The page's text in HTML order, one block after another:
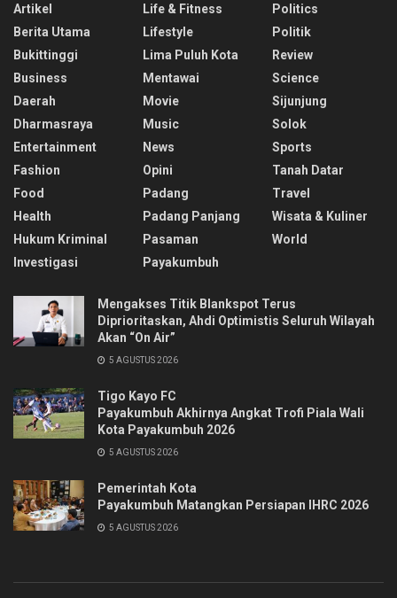
Artikel
Berita Utama
Bukittinggi
Business
Daerah
Dharmasraya
Entertainment
Fashion
Food
Health
Hukum Kriminal
Investigasi
Life & Fitness
Lifestyle
Lima Puluh Kota
Mentawai
Movie
Music
News
Opini
Padang
Padang Panjang
Pasaman
Payakumbuh
Politics
Politik
Review
Science
Sijunjung
Solok
Sports
Tanah Datar
Travel
Wisata & Kuliner
World
Mengakses Titik Blankspot Terus
Diprioritaskan, Ahdi Optimistis Seluruh Wilayah
Akan “On Air”
5 AGUSTUS 2026
Tigo Kayo FC
Payakumbuh Akhirnya Angkat Trofi Piala Wali
Kota Payakumbuh 2026
5 AGUSTUS 2026
Pemerintah Kota
Payakumbuh Matangkan Persiapan IHRC 2026
5 AGUSTUS 2026